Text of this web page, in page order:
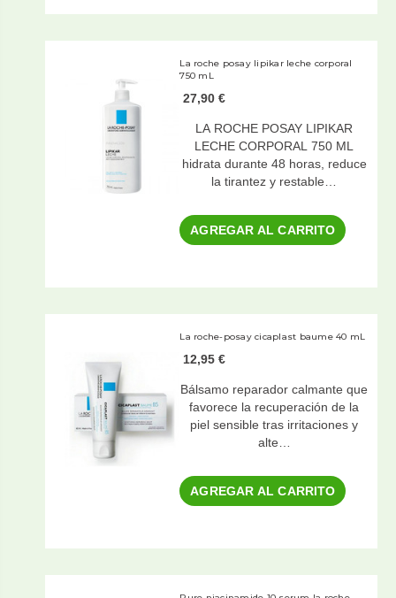
La roche posay lipikar leche corporal
750 mL
27,90 €
LA ROCHE POSAY LIPIKAR
LECHE CORPORAL 750 ML
hidrata durante 48 horas, reduce
la tirantez y restable…
AGREGAR AL CARRITO
La roche-posay cicaplast baume 40 mL
12,95 €
Bálsamo reparador calmante que
favorece la recuperación de la
piel sensible tras irritaciones y
alte…
AGREGAR AL CARRITO